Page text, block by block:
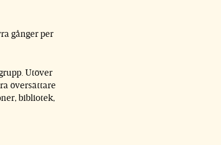
gånger per
Utöver
översättare
bibliotek,